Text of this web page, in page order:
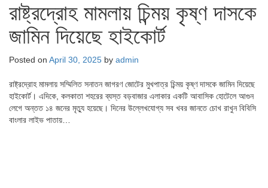
রাষ্ট্রদ্রোহ মামলায় চিন্ময় কৃষ্ণ দাসকে
জামিন দিয়েছে হাইকোর্ট
Posted on April 30, 2025 by admin
রাষ্ট্রদ্রোহ মামলায় সম্মিলিত সনাতন জাগরণ জোটের মুখপাত্র চিন্ময় কৃষ্ণ দাসকে জামিন দিয়েছে
হাইকোর্ট। এদিকে, কলকাতা শহরের ব্যস্ত বড়বাজার এলাকার একটি আবাসিক হোটেলে আগুন
লেগে অন্তত ১৪ জনের মৃত্যু হয়েছে। দিনের উল্লেখযোগ্য সব খবর জানতে চোখ রাখুন বিবিসি
বাংলার লাইভ পাতায়…